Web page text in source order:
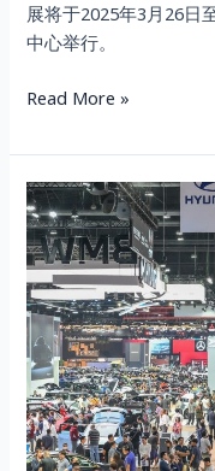
展将于2025年3月26日
中心举行。
Read More »
MAZDA
Unveils
New
Booth
Design
Under
“JOY
DRIVES
LIVES”
Concept